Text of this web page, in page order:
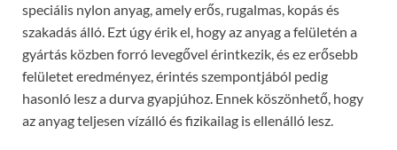
speciális nylon anyag, amely erős, rugalmas, kopás és
szakadás álló. Ezt úgy érik el, hogy az anyag a felületén a
gyártás közben forró levegővel érintkezik, és ez erősebb
felületet eredményez, érintés szempontjából pedig
hasonló lesz a durva gyapjúhoz. Ennek köszönhető, hogy
az anyag teljesen vízálló és fizikailag is ellenálló lesz.